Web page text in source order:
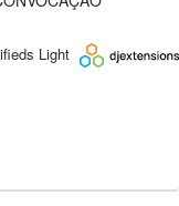
Light